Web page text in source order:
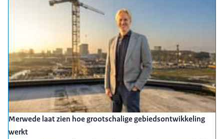
Merwede laat zien hoe grootschalige gebiedsontwikkeling
werkt